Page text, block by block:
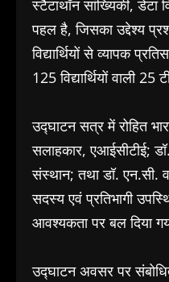
स्टैटाथॉन सांख्यिकी, डेटा
पहल है, जिसका उद्देश्य
विद्यार्थियों से व्यापक
125 विद्यार्थियों वाली
उद्घाटन सत्र में रोहित
सलाहकार, एआईसीटीई;
संस्थान; तथा डॉ. एन.सी.
सदस्य एवं प्रतिभागी
आवश्यकता पर बल दिया
उद्घाटन अवसर पर